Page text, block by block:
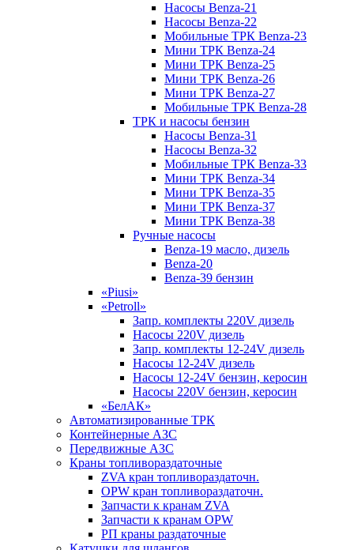
Насосы Benza-21
Насосы Benza-22
Мобильные ТРК Benza-23
Мини ТРК Benza-24
Мини ТРК Benza-25
Мини ТРК Benza-26
Мини ТРК Benza-27
Мобильные ТРК Benza-28
ТРК и насосы бензин
Насосы Benza-31
Насосы Benza-32
Мобильные ТРК Benza-33
Мини ТРК Benza-34
Мини ТРК Benza-35
Мини ТРК Benza-37
Мини ТРК Benza-38
Ручные насосы
Benza-19 масло, дизель
Benza-20
Benza-39 бензин
«Piusi»
«Petroll»
Запр. комплекты 220V дизель
Насосы 220V дизель
Запр. комплекты 12-24V дизель
Насосы 12-24V дизель
Насосы 12-24V бензин, керосин
Насосы 220V бензин, керосин
«БелАК»
Автоматизированные ТРК
Контейнерные АЗС
Передвижные АЗС
Краны топливораздаточные
ZVA кран топливораздаточн.
OPW кран топливораздаточн.
Запчасти к кранам ZVA
Запчасти к кранам OPW
РП краны раздаточные